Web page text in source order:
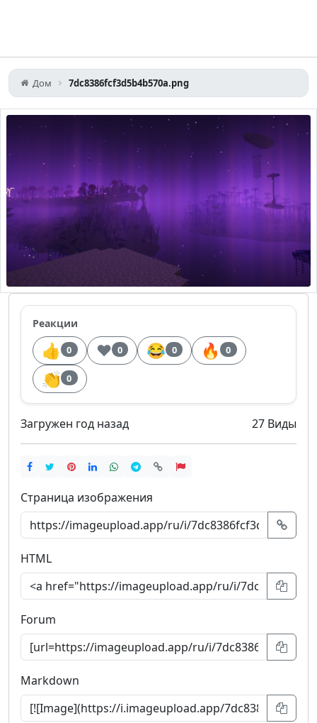
Дом 7dc8386fcf3d5b4b570a.png
Реакции
👍 0 ❤️ 0 😂 0 🔥 0
👏 0
Загружен год назад 27 Виды
Страница изображения
HTML
Forum
Markdown